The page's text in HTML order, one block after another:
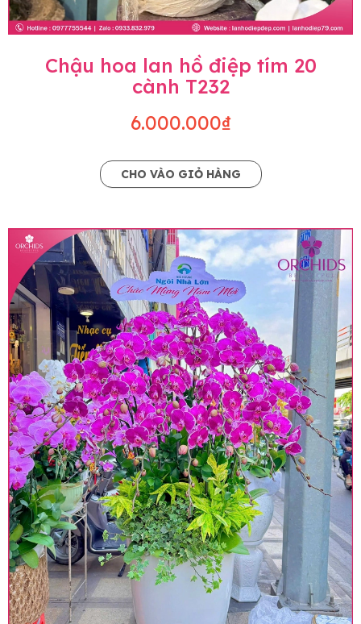
Chậu hoa lan hồ điệp tím 20
cành T232
6.000.000₫
CHO VÀO GIỎ HÀNG